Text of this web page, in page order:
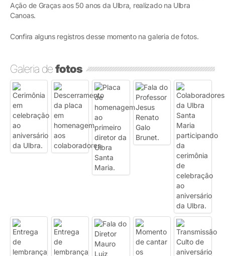
Ação de Graças aos 50 anos da Ulbra, realizado na Ulbra
Canoas.
Confira alguns registros desse momento na galeria de fotos.
Galeria defotos